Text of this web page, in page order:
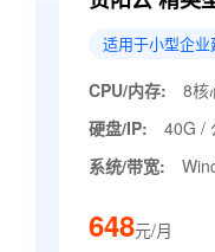
适用于小型企
CPU/内存:
8核
硬盘/IP:
40G /
系统/带宽:
648元/月